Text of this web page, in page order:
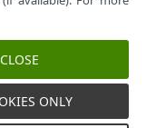
ONLY